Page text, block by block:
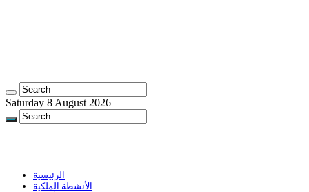
Saturday 8 August 2026
الرئيسية
الأنشطة الملكية